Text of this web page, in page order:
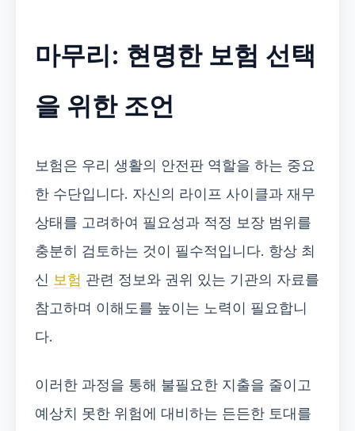
마무리: 현명한 보험 선택
을 위한 조언
보험은 우리 생활의 안전판 역할을 하는 중요
한 수단입니다. 자신의 라이프 사이클과 재무
상태를 고려하여 필요성과 적정 보장 범위를
충분히 검토하는 것이 필수적입니다. 항상 최
신 보험 관련 정보와 권위 있는 기관의 자료를
참고하며 이해도를 높이는 노력이 필요합니
다.
이러한 과정을 통해 불필요한 지출을 줄이고
예상치 못한 위험에 대비하는 든든한 토대를